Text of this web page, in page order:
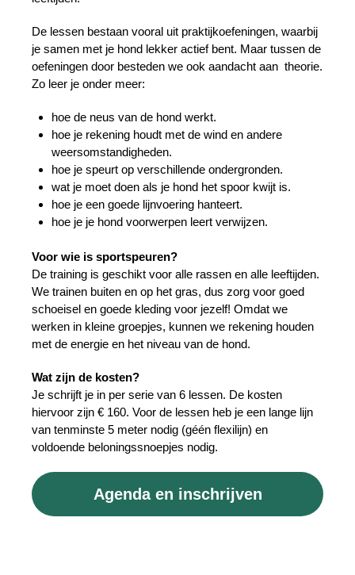
De lessen bestaan vooral uit praktijkoefeningen, waarbij
je samen met je hond lekker actief bent. Maar tussen de
oefeningen door besteden we ook aandacht aan theorie.
Zo leer je onder meer:
hoe de neus van de hond werkt.
hoe je rekening houdt met de wind en andere
weersomstandigheden.
hoe je speurt op verschillende ondergronden.
wat je moet doen als je hond het spoor kwijt is.
hoe je een goede lijnvoering hanteert.
hoe je je hond voorwerpen leert verwijzen.
Voor wie is sportspeuren?
De training is geschikt voor alle rassen en alle leeftijden.
We trainen buiten en op het gras, dus zorg voor goed
schoeisel en goede kleding voor jezelf! Omdat we
werken in kleine groepjes, kunnen we rekening houden
met de energie en het niveau van de hond.
Wat zijn de kosten?
Je schrijft je in per serie van 6 lessen. De kosten
hiervoor zijn € 160. Voor de lessen heb je een lange lijn
van tenminste 5 meter nodig (géén flexilijn) en
voldoende beloningssnoepjes nodig.
Agenda en inschrijven